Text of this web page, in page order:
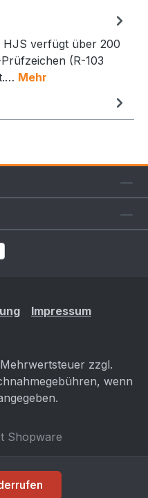
HJS verfügt über 200
(R-103
Mehr
Impressum
zzgl.
wenn
Shopware